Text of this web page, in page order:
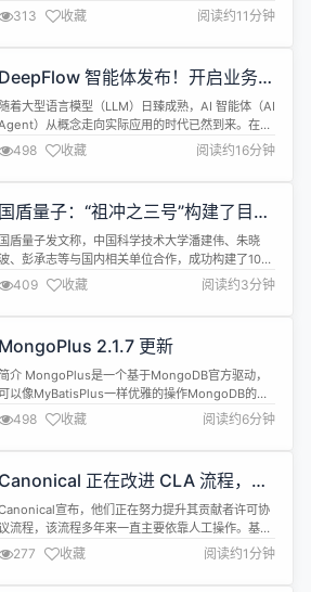
取得了巨大成功，但它诞生之初却非常不起眼。 以下
是我对Linux最早期的记忆，关于它如何被创建——
也是Linux达成如今地位的起点。 我在1988年秋季
我还遇到了Linus ...
313 收藏 阅读约11分钟
DeepFlow 智能体发布！开启业务连
续性保障新时代
随着大型语言模型（LLM）日臻成熟，AI 智能体（AI
）从概念走向实际应用的时代已然到来。在众
多的智能体使用场景中，可观测性天然具备智能体成
功落地的三大要素：高质量的结构化数据、功能丰富
专业工具，以及明确的业务目标——保障系统稳定
DeepFlow 智能体能够自主感知环境、推理决策并执
行任务，为 I...
498 收藏 阅读约16分钟
国盾量子：“祖冲之三号”构建了目前
最高水准的超导量子计算机
国盾量子发文称，中国科学技术大学潘建伟、朱晓
、彭承志等与国内相关单位合作，成功构建了105
比特（包含105个可读取比特和182个耦合比特）超
导量子计算原型机“祖冲之三号”，实现了对“量子随机
路取样”任务的快速求解。 与现有最优经典算法相
比目前最快的超级计算机快15个数量级，超过谷歌
2024年10月公开发表的...
409 收藏 阅读约3分钟
MongoPlus 2.1.7 更新
简介 MongoPlus是一个基于MongoDB官方驱动，
以像MyBatisPlus一样优雅的操作MongoDB的
ORM框架；旨在简化开发、降低学习成本 无侵入：
只做增强不做改变，引入它不会对现有工程产生影
，如丝般顺滑 损耗小：启动即会自动注入基本
CRUD 操作：通用 Service，仅仅通过少量配置...
498 收藏 阅读约6分钟
Canonical 正在改进 CLA 流程，让
发者更便捷参与 Ubuntu 贡献
宣布，他们正在努力提升其贡献者许可协
流程，该流程多年来一直主要依靠人工操作。基于
他们的新流程，贡献者许可协议处理变得更加简便，
开发者参与贡献也更加迅速。 请注意，Canonical为
开发的围绕Ubuntu Linux的各种项目所使用的贡
277 收藏 阅读约1分钟